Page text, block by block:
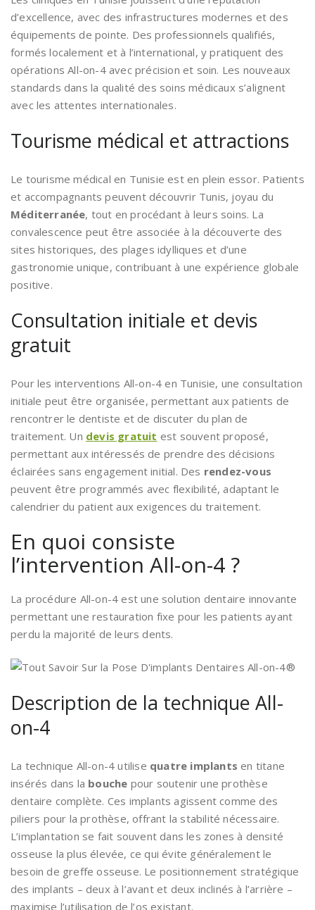
d’excellence, avec des infrastructures modernes et des
équipements de pointe. Des professionnels qualifiés,
formés localement et à l’international, y pratiquent des
opérations All-on-4 avec précision et soin. Les nouveaux
standards dans la qualité des soins médicaux s’alignent
avec les attentes internationales.
Tourisme médical et attractions
Le tourisme médical en Tunisie est en plein essor. Patients
et accompagnants peuvent découvrir Tunis, joyau du
Méditerranée, tout en procédant à leurs soins. La
convalescence peut être associée à la découverte des
sites historiques, des plages idylliques et d’une
gastronomie unique, contribuant à une expérience globale
positive.
Consultation initiale et devis
gratuit
Pour les interventions All-on-4 en Tunisie, une consultation
initiale peut être organisée, permettant aux patients de
rencontrer le dentiste et de discuter du plan de
traitement. Un devis gratuit est souvent proposé,
permettant aux intéressés de prendre des décisions
éclairées sans engagement initial. Des rendez-vous
peuvent être programmés avec flexibilité, adaptant le
calendrier du patient aux exigences du traitement.
En quoi consiste
l’intervention All-on-4 ?
La procédure All-on-4 est une solution dentaire innovante
permettant une restauration fixe pour les patients ayant
perdu la majorité de leurs dents.
Description de la technique All-
on-4
La technique All-on-4 utilise quatre implants en titane
insérés dans la bouche pour soutenir une prothèse
dentaire complète. Ces implants agissent comme des
piliers pour la prothèse, offrant la stabilité nécessaire.
L’implantation se fait souvent dans les zones à densité
osseuse la plus élevée, ce qui évite généralement le
besoin de greffe osseuse. Le positionnement stratégique
des implants – deux à l’avant et deux inclinés à l’arrière –
maximise l’utilisation de l’os existant.